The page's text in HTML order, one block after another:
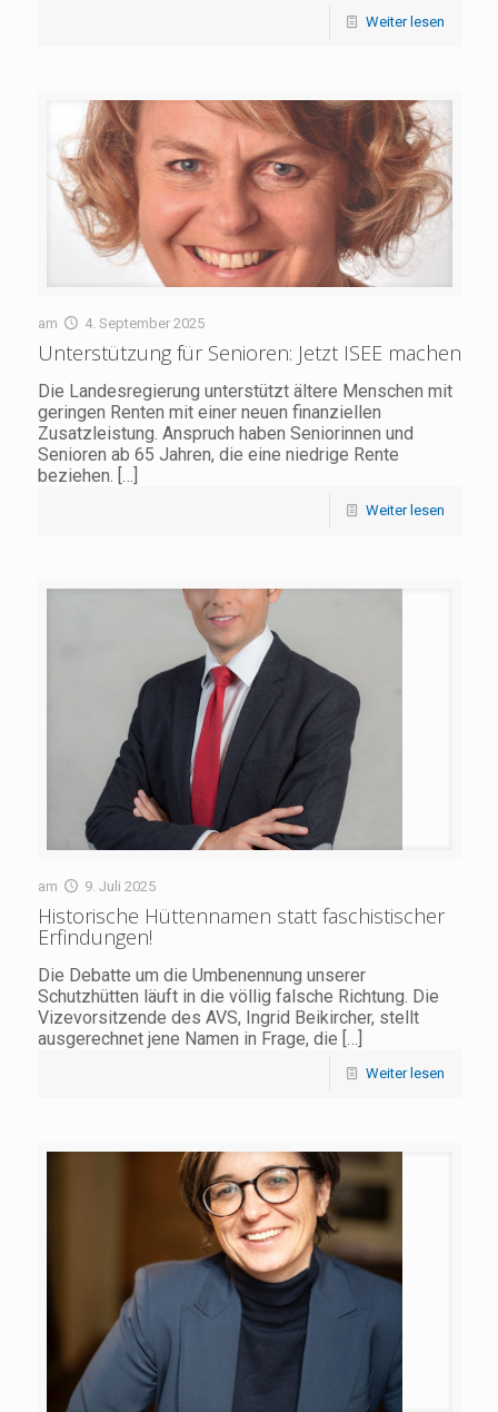
Weiter lesen
am 4. September 2025
Unterstützung für Senioren: Jetzt ISEE machen
Die Landesregierung unterstützt ältere Menschen mit
geringen Renten mit einer neuen finanziellen
Zusatzleistung. Anspruch haben Seniorinnen und
Senioren ab 65 Jahren, die eine niedrige Ren­te
beziehen. […]
Weiter lesen
am 9. Juli 2025
Historische Hüttennamen statt faschistischer
Erfindungen!
Die Debatte um die Umbenennung unserer
Schutzhütten läuft in die völlig falsche Richtung. Die
Vizevorsitzende des AVS, Ingrid Beikircher, stellt
ausgerechnet jene Namen in Frage, die […]
Weiter lesen